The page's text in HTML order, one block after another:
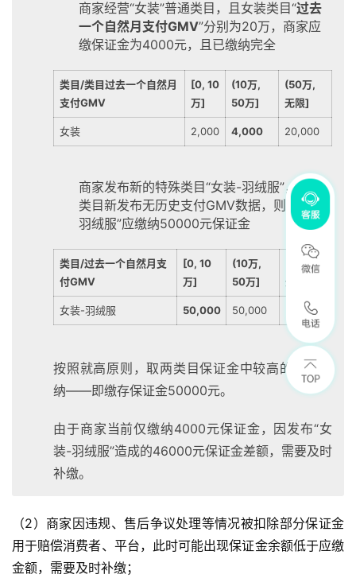
商家经营“女装”普通类目，且女装类目“过去
一个自然月支付GMV”分别为20万，商家应
缴保证金为4000元，且已缴纳完全
类目/类目过去一个自然月
支付GMV
[0, 10
万]
(10万,
50万]
(50万,
无限]
女装 2,000 4,000 20,000
商家发布新的特殊类目“女装-羽绒服”，由于
类目新发布无历史支付GMV数据，则 “女装-
羽绒服”应缴纳50000元保证金
类目/过去一个自然月支
付GMV
[0, 10
万]
(10万,
50万]
(50万,
无限]
女装-羽绒服 50,000 50,000 50,000
按照就高原则，取两类目保证金中较高的金额缴
纳——即缴存保证金50000元。
由于商家当前仅缴纳4000元保证金，因发布“女
装-羽绒服”造成的46000元保证金差额，需要及时
补缴。
（2）商家因违规、售后争议处理等情况被扣除部分保证金
用于赔偿消费者、平台，此时可能出现保证金余额低于应缴
金额，需要及时补缴；